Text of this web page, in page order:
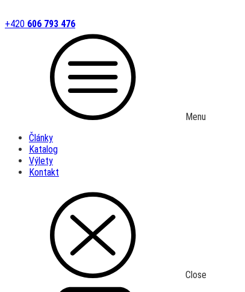
+420 606 793 476
Menu
Články
Katalog
Výlety
Kontakt
Close